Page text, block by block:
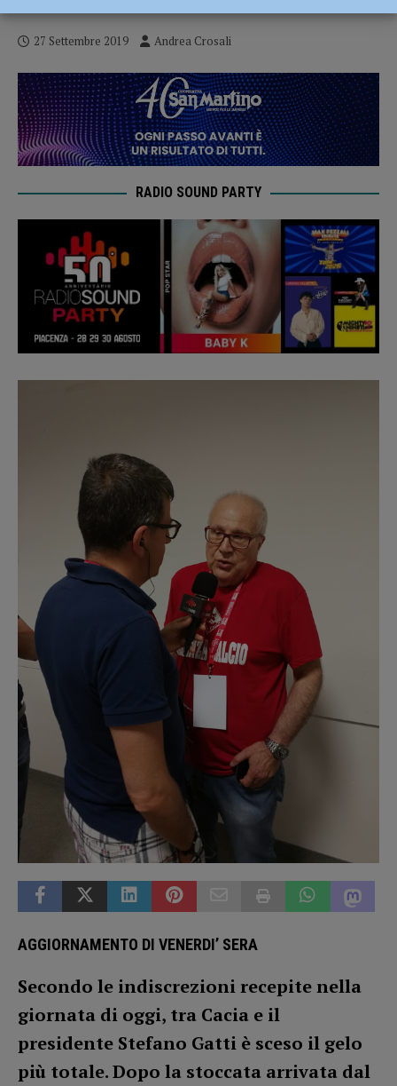
27 Settembre 2019 Andrea Crosali
RADIO SOUND PARTY
AGGIORNAMENTO DI VENERDI’ SERA
Secondo le indiscrezioni recepite nella
giornata di oggi, tra Cacia e il
presidente Stefano Gatti è sceso il gelo
più totale. Dopo la stoccata arrivata dal